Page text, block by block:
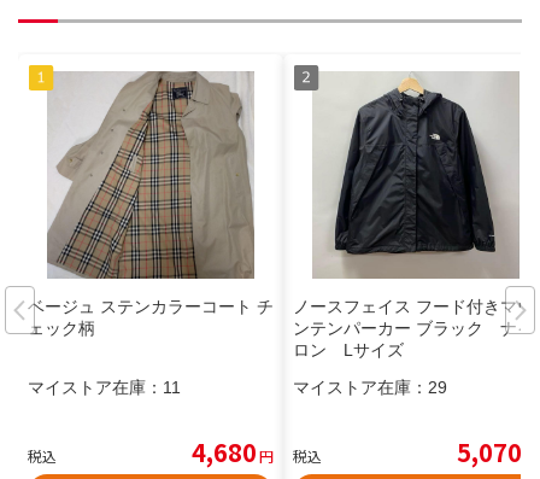
ベージュ ステンカラーコート チ
ェック柄
マイストア在庫： 11
税込 4,680円
ノースフェイス フード付きマウ
ンテンパーカー ブラック ナイ
ロン Lサイズ
マイストア在庫： 29
税込 5,070